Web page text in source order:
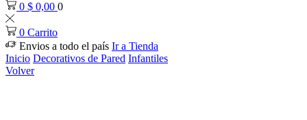
0 $ 0,00 0
0 Carrito
Envios a todo el país Ir a Tienda
Inicio Decorativos de Pared Infantiles
Volver